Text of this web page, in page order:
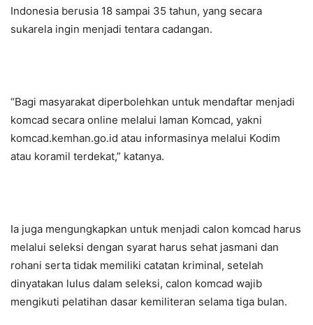
Indonesia berusia 18 sampai 35 tahun, yang secara
sukarela ingin menjadi tentara cadangan.
“Bagi masyarakat diperbolehkan untuk mendaftar menjadi
komcad secara online melalui laman Komcad, yakni
komcad.kemhan.go.id atau informasinya melalui Kodim
atau koramil terdekat,” katanya.
Ia juga mengungkapkan untuk menjadi calon komcad harus
melalui seleksi dengan syarat harus sehat jasmani dan
rohani serta tidak memiliki catatan kriminal, setelah
dinyatakan lulus dalam seleksi, calon komcad wajib
mengikuti pelatihan dasar kemiliteran selama tiga bulan.